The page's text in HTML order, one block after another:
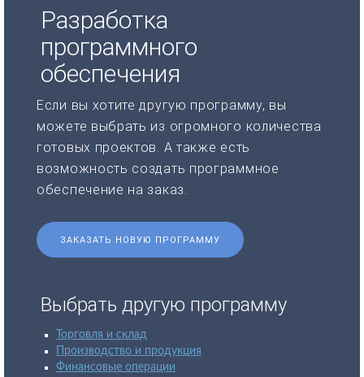
Разработка
программного
обеспечения
Если вы хотите другую программу, вы
можете выбрать из огромного количества
готовых проектов. А также есть
возможность создать программное
обеспечение на заказ.
ЗАКАЗАТЬ НОВУЮ ПРОГРАММУ
Выбрать другую программу
Торговля и склад
Производство и продукция
Финансовые операции